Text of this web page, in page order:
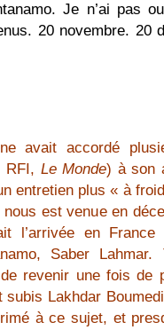
Je n’ai pas
20 novembre. 20
avait accordé
RFI, Le Monde) à son
entretien plus « à
est venue en
l’arrivée en France
Saber
revenir une fois de
subis Lakhdar
à ce sujet, et